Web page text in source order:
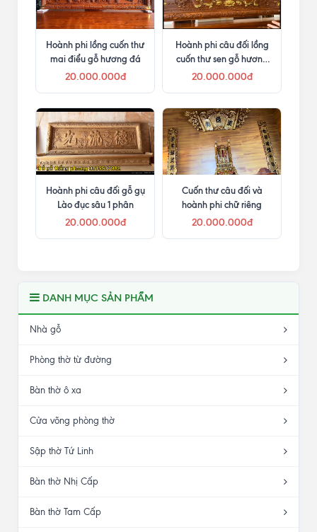
Hoành phi lồng cuốn thư
mai điểu gỗ hương đá
20.000.000đ
Hoành phi câu đối lồng
cuốn thư sen gỗ hương
đá
20.000.000đ
Hoành phi câu đối gỗ gụ
Lào đục sâu 1 phân
20.000.000đ
Cuốn thư câu đối và
hoành phi chữ riêng
20.000.000đ
DANH MỤC SẢN PHẨM
Nhà gỗ
Phòng thờ từ đường
Bàn thờ ô xa
Cửa võng phòng thờ
Sập thờ Tứ Linh
Bàn thờ Nhị Cấp
Bàn thờ Tam Cấp